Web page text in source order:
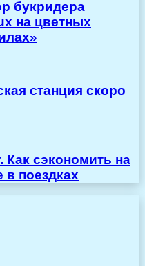
букридера
на цветных
станция скоро
Как сэкономить на
в поездках